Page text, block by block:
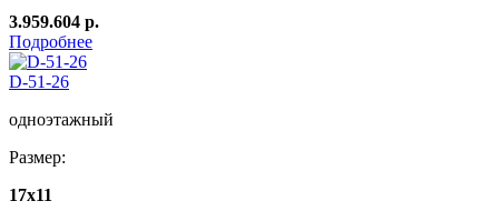
3.959.604 р.
Подробнее
D-51-26
одноэтажный
Размер:
17х11